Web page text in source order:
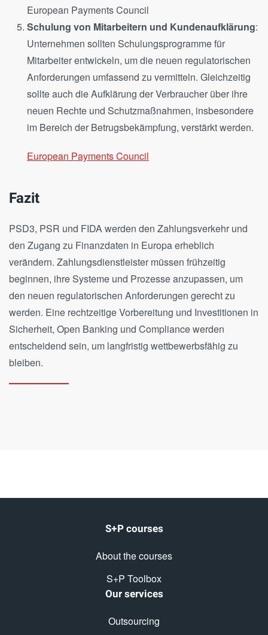
European Payments Council
Schulung von Mitarbeitern und Kundenaufklärung:
Unternehmen sollten Schulungsprogramme für
Mitarbeiter entwickeln, um die neuen regulatorischen
Anforderungen umfassend zu vermitteln. Gleichzeitig
sollte auch die Aufklärung der Verbraucher über ihre
neuen Rechte und Schutzmaßnahmen, insbesondere
im Bereich der Betrugsbekämpfung, verstärkt werden​.
European Payments Council
Fazit
PSD3, PSR und FIDA werden den Zahlungsverkehr und
den Zugang zu Finanzdaten in Europa erheblich
verändern. Zahlungsdienstleister müssen frühzeitig
beginnen, ihre Systeme und Prozesse anzupassen, um
den neuen regulatorischen Anforderungen gerecht zu
werden. Eine rechtzeitige Vorbereitung und Investitionen in
Sicherheit, Open Banking und Compliance werden
entscheidend sein, um langfristig wettbewerbsfähig zu
bleiben.
S+P courses
About the courses
S+P Toolbox
Our services
Outsourcing